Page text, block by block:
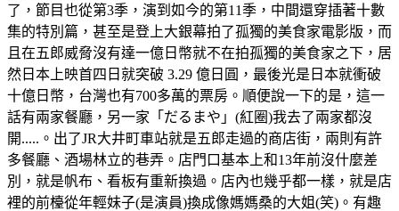
了，節目也從第3季，演到如今的第11季，中間還穿插著十數
集的特別篇，甚至是登上大銀幕拍了孤獨的美食家電影版，而
且在五郎威脅沒有達一億日幣就不在拍孤獨的美食家之下，居
然日本上映首四日就突破 3.29 億日圓，最後光是日本就衝破
十億日幣，台灣也有700多萬的票房。順便說一下的是，這一
話有兩家餐廳，另一家「だるまや」(紅圈)我去了兩家都沒
開.....。出了JR大井町車站就是五郎走過的商店街，兩則有許
多餐廳、酒場林立的巷弄。店門口基本上和13年前沒什麼差
別，就是帆布、看板有重新換過。店內也幾乎都一樣，就是店
裡的前檯從年輕妹子(是演員)換成像媽媽桑的大姐(笑)。有趣